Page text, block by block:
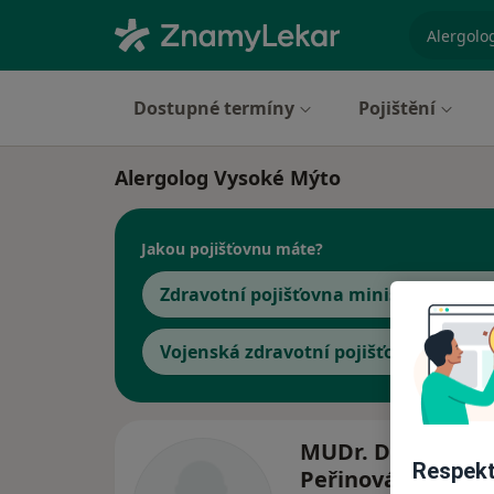
Dostupné termíny Pojištění
Alergolog Vysoké Mýto
Jakou pojišťovnu máte?
Zdravotní pojišťovna ministerstva
Vojenská zdravotní pojišťovna ČR
MUDr. Drahomíra
Peřinová